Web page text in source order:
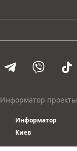
Информатор проекты
Информатор
Киев